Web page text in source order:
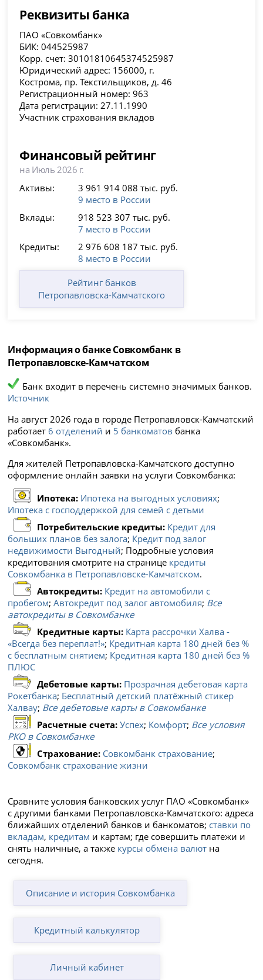
Реквизиты банка
ПАО «Совкомбанк»
БИК: 044525987
Корр. счет: 30101810645374525987
Юридический адрес: 156000, г.
Кострома, пр. Текстильщиков, д. 46
Регистрационный номер: 963
Дата регистрации: 27.11.1990
Участник страхования вкладов
Финансовый рейтинг
на Июль 2026 г.
Активы:
3 961 914 088 тыс. руб.
9 место в России
Вклады:
918 523 307 тыс. руб.
7 место в России
Кредиты:
2 976 608 187 тыс. руб.
8 место в России
Рейтинг банков
Петропавловска-Камчатского
Информация о банке Совкомбанк в
Петропавловске-Камчатском
Банк входит в перечень системно значимых банков.
Источник
На август 2026 года в городе Петропавловск-Камчатский
работает 6 отделений и 5 банкоматов банка
«Совкомбанк».
Для жителей Петропавловска-Камчатского доступно
оформление онлайн заявки на услуги Совкомбанка:
Ипотека: Ипотека на выгодных условиях;
Ипотека с господдержкой для семей с детьми
Потребительские кредиты: Кредит для
больших планов без залога; Кредит под залог
недвижимости Выгодный; Подробные условия
кредитования смотрите на странице кредиты
Совкомбанка в Петропавловске-Камчатском.
Автокредиты: Кредит на автомобили с
пробегом;Автокредит под залог автомобиля; Все
автокредиты в Совкомбанке
Кредитные карты: Карта рассрочки Халва -
«Всегда без переплат!»; Кредитная карта 180 дней без %
с бесплатным снятием; Кредитная карта 180 дней без %
ПЛЮС
Дебетовые карты: Прозрачная дебетовая карта
Рокетбанка; Бесплатный детский платёжный стикер
Халвау; Все дебетовые карты в Совкомбанке
Расчетные счета:Успех; Комфорт; Все условия
РКО в Совкомбанке
Страхование: Совкомбанк страхование;
Совкомбанк страхование жизни
Сравните условия банковских услуг ПАО «Совкомбанк»
с другими банками Петропавловска-Камчатского: адреса
ближайших отделений банков и банкоматов; ставки по
вкладам, кредитам и картам; где совершить платежи и
снять наличные, а также курсы обмена валют на
сегодня.
Описание и история Совкомбанка
Кредитный калькулятор
Личный кабинет